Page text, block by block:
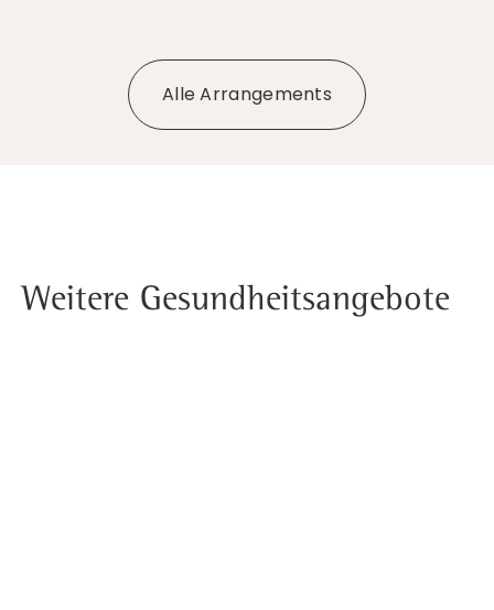
Alle Arrangements
Weitere Gesundheitsangebote